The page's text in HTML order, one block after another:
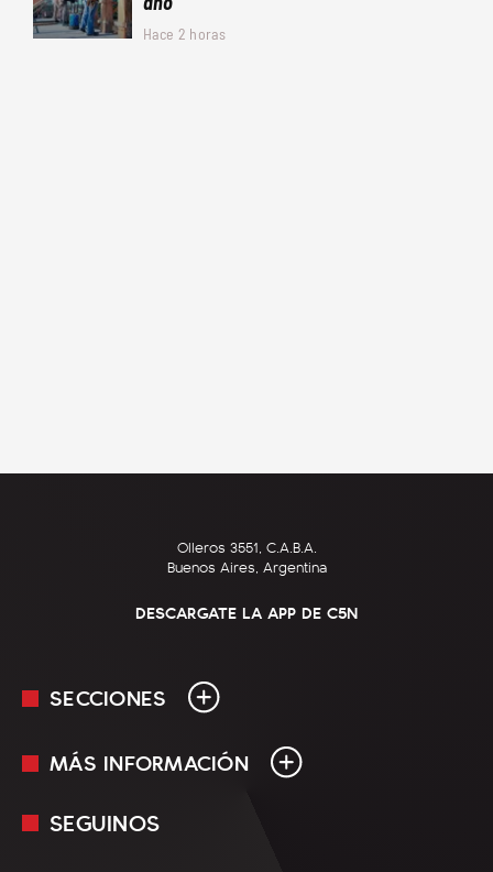
Hace 2 horas
Olleros 3551, C.A.B.A.
Buenos Aires, Argentina
DESCARGATE LA APP DE C5N
SECCIONES
En Vivo
MÁS INFORMACIÓN
Mediakit
SEGUINOS